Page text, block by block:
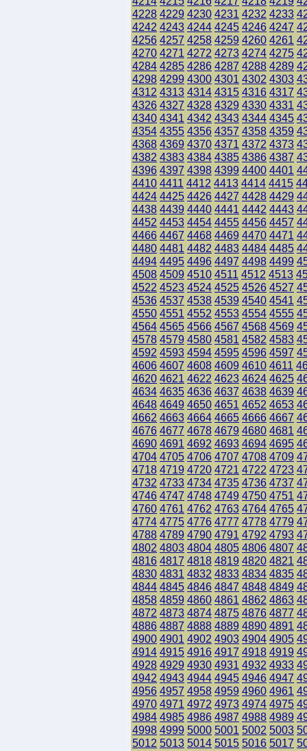
4228 4229 4230 4231 4232 4233
4242 4243 4244 4245 4246 4247
4256 4257 4258 4259 4260 4261
4270 4271 4272 4273 4274 4275
4284 4285 4286 4287 4288 4289
4298 4299 4300 4301 4302 4303
4312 4313 4314 4315 4316 4317
4326 4327 4328 4329 4330 4331
4340 4341 4342 4343 4344 4345
4354 4355 4356 4357 4358 4359
4368 4369 4370 4371 4372 4373
4382 4383 4384 4385 4386 4387
4396 4397 4398 4399 4400 4401
4410 4411 4412 4413 4414 4415
4424 4425 4426 4427 4428 4429
4438 4439 4440 4441 4442 4443
4452 4453 4454 4455 4456 4457
4466 4467 4468 4469 4470 4471
4480 4481 4482 4483 4484 4485
4494 4495 4496 4497 4498 4499
4508 4509 4510 4511 4512 4513
4522 4523 4524 4525 4526 4527
4536 4537 4538 4539 4540 4541
4550 4551 4552 4553 4554 4555
4564 4565 4566 4567 4568 4569
4578 4579 4580 4581 4582 4583
4592 4593 4594 4595 4596 4597
4606 4607 4608 4609 4610 4611
4620 4621 4622 4623 4624 4625
4634 4635 4636 4637 4638 4639
4648 4649 4650 4651 4652 4653
4662 4663 4664 4665 4666 4667
4676 4677 4678 4679 4680 4681
4690 4691 4692 4693 4694 4695
4704 4705 4706 4707 4708 4709
4718 4719 4720 4721 4722 4723
4732 4733 4734 4735 4736 4737
4746 4747 4748 4749 4750 4751
4760 4761 4762 4763 4764 4765
4774 4775 4776 4777 4778 4779
4788 4789 4790 4791 4792 4793
4802 4803 4804 4805 4806 4807
4816 4817 4818 4819 4820 4821
4830 4831 4832 4833 4834 4835
4844 4845 4846 4847 4848 4849
4858 4859 4860 4861 4862 4863
4872 4873 4874 4875 4876 4877
4886 4887 4888 4889 4890 4891
4900 4901 4902 4903 4904 4905
4914 4915 4916 4917 4918 4919
4928 4929 4930 4931 4932 4933
4942 4943 4944 4945 4946 4947
4956 4957 4958 4959 4960 4961
4970 4971 4972 4973 4974 4975
4984 4985 4986 4987 4988 4989
4998 4999 5000 5001 5002 5003
5012 5013 5014 5015 5016 5017